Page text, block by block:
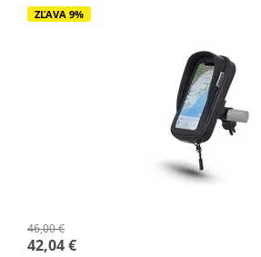
ZĽAVA 9%
46,00 €
42,04 €